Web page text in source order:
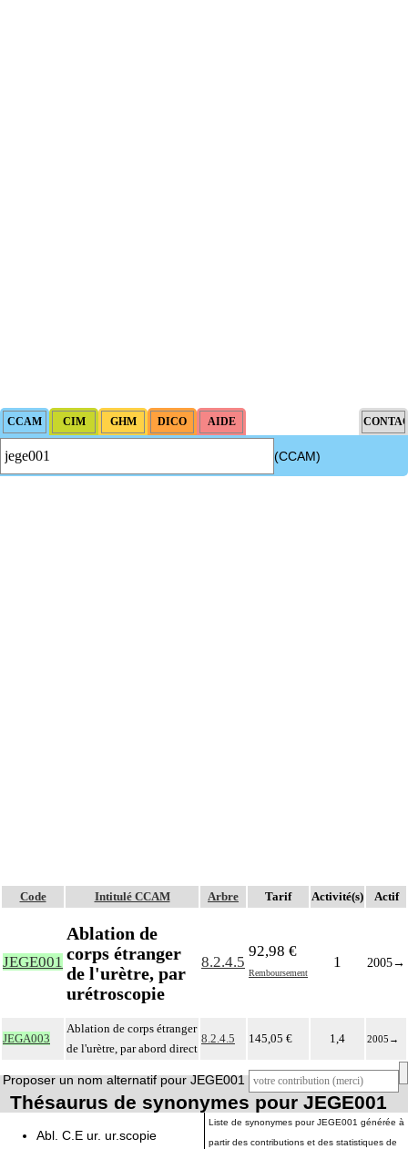
(CCAM)
Code Intitulé CCAM Arbre Tarif Activité(s) Actif
JEGE001
Ablation de
corps étranger
de l'urètre, par
urétroscopie
8.2.4.5
92,98 €
Remboursement
1 2005→
JEGA003
Ablation de corps étranger
de l'urètre, par abord direct
8.2.4.5 145,05 € 1,4 2005 →
Proposer un nom alternatif pour JEGE001
Thésaurus de synonymes pour JEGE001
Abl. C.E ur. ur.scopie
Liste de synonymes pour JEGE001 générée à
partir des contributions et des statistiques de